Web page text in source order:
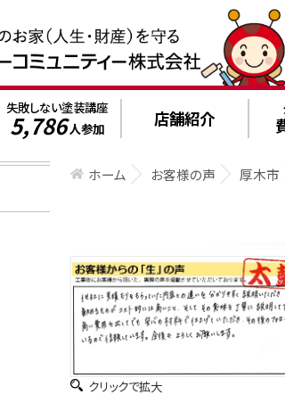
失敗しない塗装講座
5,786人参加 店舗紹介
ホーム お客様の声 厚木市
クリックで拡大